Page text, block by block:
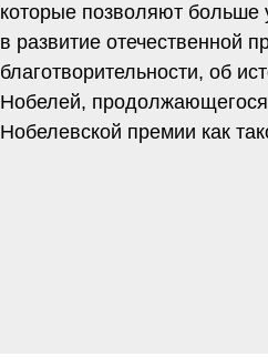
которые позволяют больше
в развитие отечественной
благотворительности, об
Нобелей,
Нобелевской премии как